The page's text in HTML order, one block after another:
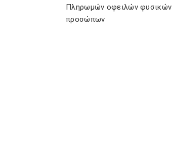
Πληρωμών οφειλών φυσικών
προσώπων